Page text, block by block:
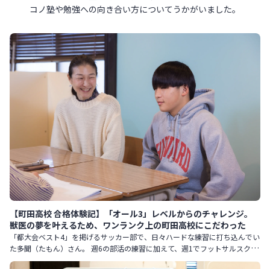
コノ塾や勉強への向き合い方について うかがいました。
【町田高校 合格体験記】「オール3」レベルからのチャレンジ。
獣医の夢を叶えるため、ワンランク上の町田高校にこだわった
「都大会ベスト4」を掲げるサッカー部で、日々ハードな練習に打ち込んでい
た多聞（たもん）さん。 週6の部活の練習に加えて、週1でフットサルスクー
ルにも通っていたといいます。 お母さまは「入塾当時は中1の